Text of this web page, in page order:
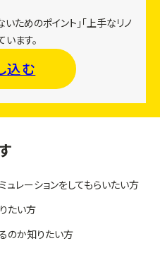
ためのポイント」「上手なリノ
ます。
込む
ュレーションをしてもらいたい方
たい方
のか知りたい方